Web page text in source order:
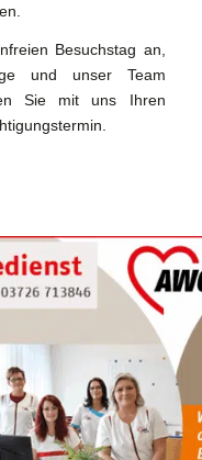
Besuchstag an,
und unser Team
Sie mit uns Ihren